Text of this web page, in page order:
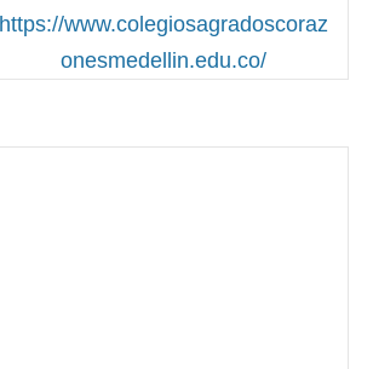
https://www.colegiosagradoscoraz
onesmedellin.edu.co/